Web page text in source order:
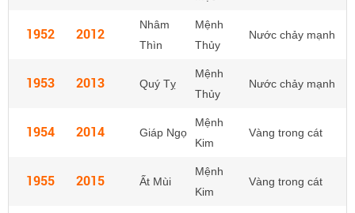
1952 2012
Nhâm
Thìn
Mệnh
Thủy
Nước chảy mạnh
1953 2013 Quý Tỵ
Mệnh
Thủy
Nước chảy mạnh
1954 2014 Giáp Ngọ
Mệnh
Kim
Vàng trong cát
1955 2015 Ất Mùi
Mệnh
Kim
Vàng trong cát